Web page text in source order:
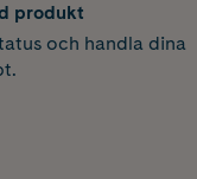
produkt
och handla dina